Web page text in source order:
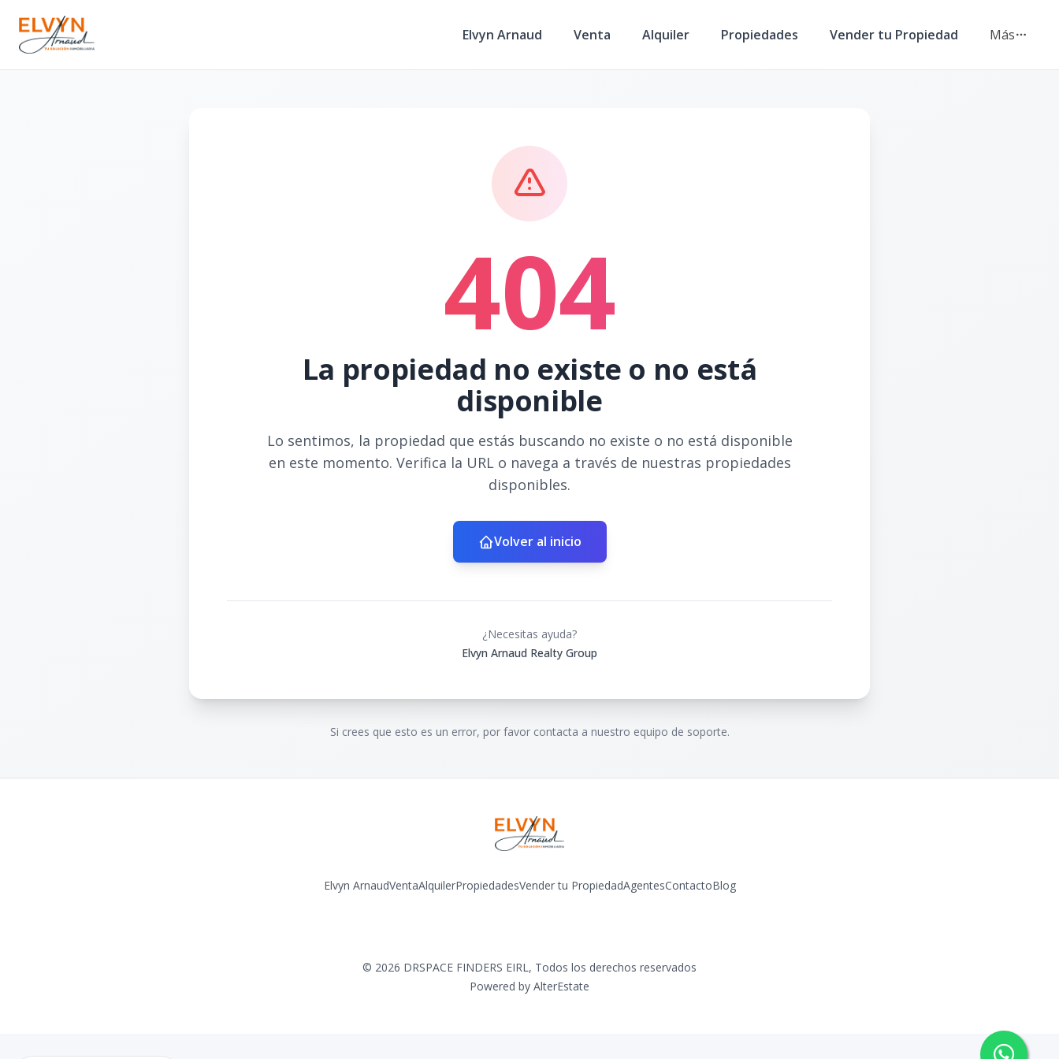
Elvyn Arnaud Venta Alquiler Propiedades Vender tu Propiedad Más
404
La propiedad no existe o no está
disponible
Lo sentimos, la propiedad que estás buscando no existe o no está disponible
en este momento. Verifica la URL o navega a través de nuestras propiedades
disponibles.
Volver al inicio
¿Necesitas ayuda?
Elvyn Arnaud Realty Group
Si crees que esto es un error, por favor contacta a nuestro equipo de soporte.
Elvyn ArnaudVentaAlquilerPropiedadesVender tu PropiedadAgentesContactoBlog
© 2026 DRSPACE FINDERS EIRL, Todos los derechos reservados
Powered by AlterEstate